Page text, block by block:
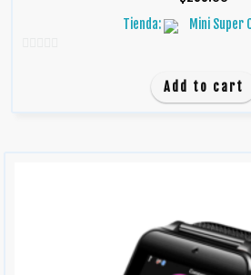
Tienda: Mini Super
Add to cart